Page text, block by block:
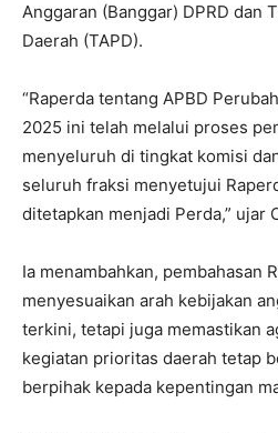
Anggaran (Banggar) DPRD dan
Daerah (TAPD).
“Raperda tentang APBD
2025 ini telah melalui proses
menyeluruh di tingkat komisi
seluruh fraksi menyetujui
ditetapkan menjadi Perda,” ujar
Ia menambahkan, pembahasan
menyesuaikan arah kebijakan
terkini, tetapi juga memastikan
kegiatan prioritas daerah tetap
berpihak kepada kepentingan